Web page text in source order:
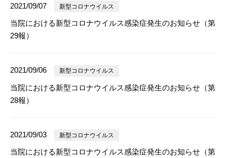
2021/09/07 新型コロナウイルス
当院における新型コロナウイルス感染症発生のお知らせ（第
29報）
2021/09/06 新型コロナウイルス
当院における新型コロナウイルス感染症発生のお知らせ（第
28報）
2021/09/03 新型コロナウイルス
当院における新型コロナウイルス感染症発生のお知らせ（第